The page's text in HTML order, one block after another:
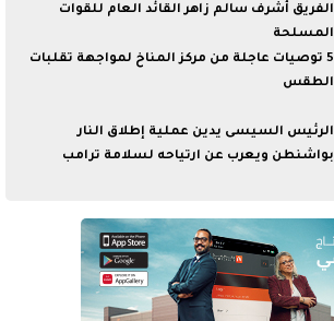
الفريق أشرف سالم زاهر القائد العام للقوات
المسلحة
5 توصيات عاجلة من مركز المناخ لمواجهة تقلبات
الطقس
الرئيس السيسى يدين عملية إطلاق النار
بواشنطن ويعرب عن ارتياحه لسلامة ترامب